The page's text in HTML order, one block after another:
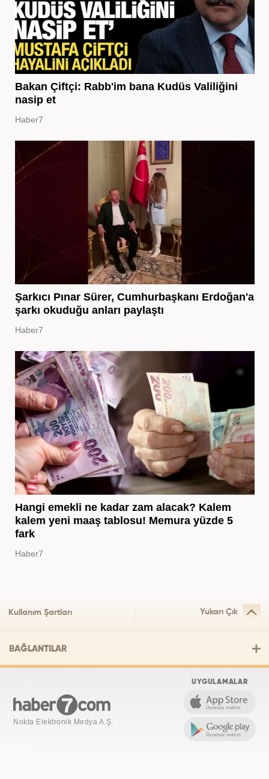
Bakan Çiftçi: Rabb'im bana Kudüs Valiliğini
nasip et
Haber7
Şarkıcı Pınar Sürer, Cumhurbaşkanı Erdoğan'a
şarkı okuduğu anları paylaştı
Haber7
Hangi emekli ne kadar zam alacak? Kalem
kalem yeni maaş tablosu! Memura yüzde 5
fark
Haber7
Kullanım Şartları Yukarı Çık
BAĞLANTILAR
Nokta Elektronik Medya A.Ş.
UYGULAMALAR